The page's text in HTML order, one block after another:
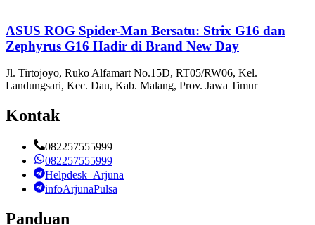
ASUS ROG Spider-Man Bersatu: Strix G16 dan
Zephyrus G16 Hadir di Brand New Day
Jl. Tirtojoyo, Ruko Alfamart No.15D, RT05/RW06, Kel.
Landungsari, Kec. Dau, Kab. Malang, Prov. Jawa Timur
Kontak
082257555999
082257555999
Helpdesk_Arjuna
infoArjunaPulsa
Panduan